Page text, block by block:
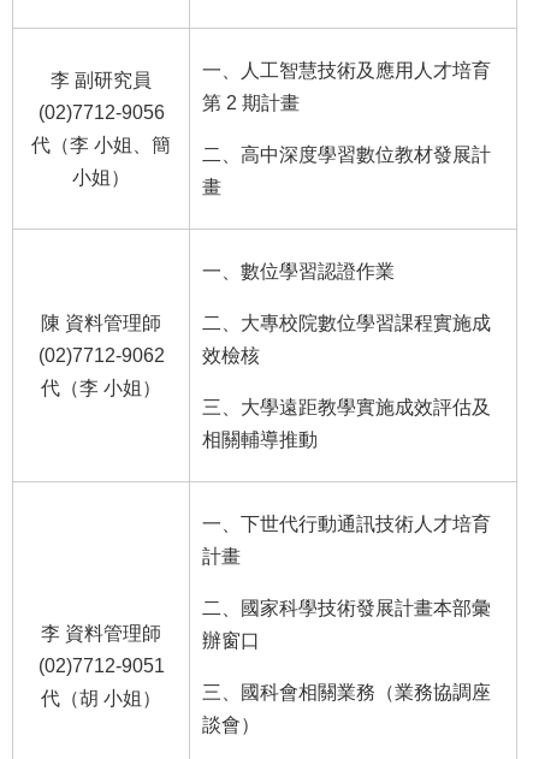
李 副研究員
(02)7712-9056
代（李 小姐、簡
小姐）
一、人工智慧技術及應用人才培育
第 2 期計畫
二、高中深度學習數位教材發展計
畫
陳 資料管理師
(02)7712-9062
代（李 小姐）
一、數位學習認證作業
二、大專校院數位學習課程實施成
效檢核
三、大學遠距教學實施成效評估及
相關輔導推動
李 資料管理師
(02)7712-9051
代（胡 小姐）
一、下世代行動通訊技術人才培育
計畫
二、國家科學技術發展計畫本部彙
辦窗口
三、國科會相關業務（業務協調座
談會）